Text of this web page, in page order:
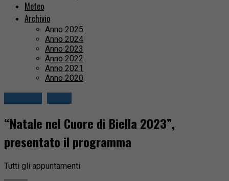
Meteo
Archivio
Anno 2025
Anno 2024
Anno 2023
Anno 2022
Anno 2021
Anno 2020
“Natale nel Cuore di Biella 2023”,
presentato il programma
Tutti gli appuntamenti